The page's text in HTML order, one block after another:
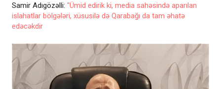
Samir Adıgözəlli: "Ümid edirik ki, media sahəsində aparılan
islahatlar bölgələri, xüsusilə də Qarabağı da tam əhatə
edəcəkdir